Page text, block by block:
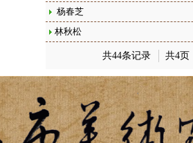
​ 杨春芝
林秋松
共44条记录 共4页